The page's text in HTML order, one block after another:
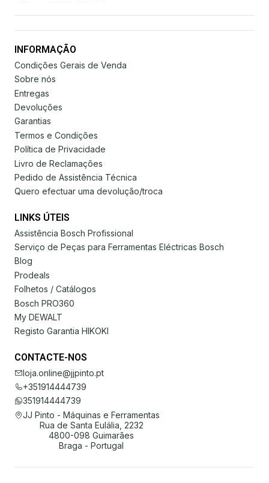
INFORMAÇÃO
Condições Gerais de Venda
Sobre nós
Entregas
Devoluções
Garantias
Termos e Condições
Política de Privacidade
Livro de Reclamações
Pedido de Assistência Técnica
Quero efectuar uma devolução/troca
LINKS ÚTEIS
Assistência Bosch Profissional
Serviço de Peças para Ferramentas Eléctricas Bosch
Blog
Prodeals
Folhetos / Catálogos
Bosch PRO360
My DEWALT
Registo Garantia HIKOKI
CONTACTE-NOS
loja.online@jjpinto.pt
+351914444739
351914444739
JJ Pinto - Máquinas e Ferramentas
Rua de Santa Eulália, 2232
4800-098 Guimarães
Braga - Portugal